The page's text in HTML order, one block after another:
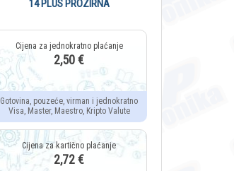
14 PLUS PROZIRNA
2,50 €
Gotovina, pouzeće, virman i jednokratno
Visa, Master, Maestro, Kripto Valute
2,72 €